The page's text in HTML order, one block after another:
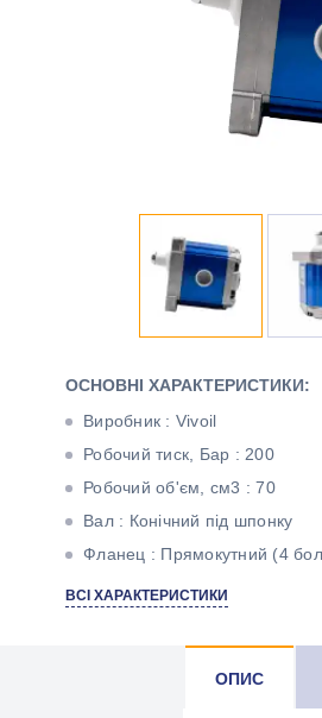
ОСНОВНІ ХАРАКТЕРИСТИКИ:
Виробник : Vivoil
Робочий тиск, Бар : 200
Робочий об'єм, см3 : 70
Вал : Конічний під шпонку
Фланец : Прямокутний (4
Кількість потоків :
ВСІ ХАРАКТЕРИСТИКИ
ОПИС